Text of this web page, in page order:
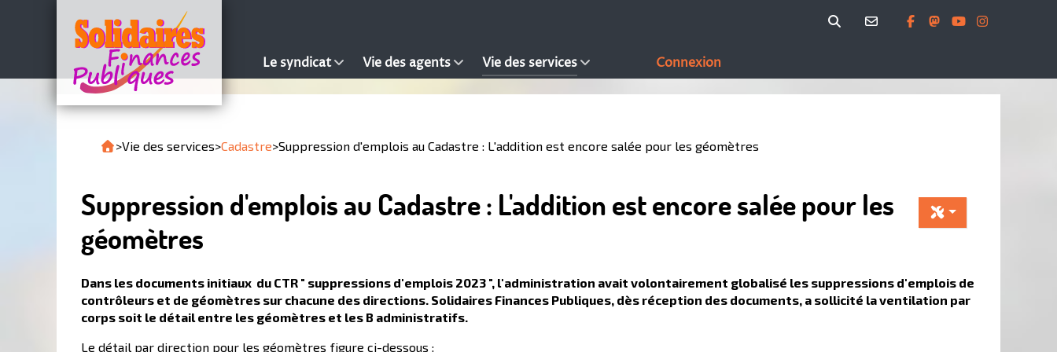
Le syndicat Vie des agents Vie des services Connexion
>Vie des services>Cadastre>Suppression d'emplois au Cadastre : L'addition est encore salée pour les géomètres
Suppression d'emplois au Cadastre : L'addition est encore salée pour les
géomètres
Dans les documents initiaux du CTR " suppressions d'emplois 2023 ", l'administration avait volontairement globalisé les suppressions d'emplois de
contrôleurs et de géomètres sur chacune des directions. Solidaires Finances Publiques, dès réception des documents, a sollicité la ventilation par
corps soit le détail entre les géomètres et les B administratifs.
Le détail par direction pour les géomètres figure ci-dessous :